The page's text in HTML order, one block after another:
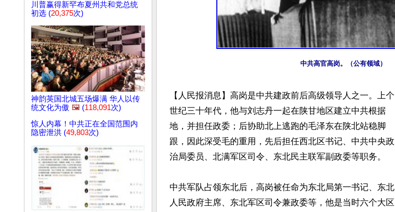
川普赢得新罕布夏州共和党总统
初选 (20,375次)
神韵英国北城五场爆满 华人以传
统文化为傲 🖼️ (118,091次)
惊人内幕！中共正在全国范围内
隐密泄洪 (49,803次)
中共高官高岗。（公有领域）
【人民报消息】高岗是中共建政前后高级领导人之一。上个
世纪三十年代，他与刘志丹一起在陕甘地区建立中共根据
地，并担任政委；后协助北上逃跑的毛泽东在陕北站稳脚
跟，因此深受毛的重用，先后担任西北区书记、中共中央政
治局委员、北满军区司令、东北民主联军副政委等职务。
中共军队占领东北后，高岗被任命为东北局第一书记、东北
人民政府主席、东北军区司令兼政委等，他是当时六个大区